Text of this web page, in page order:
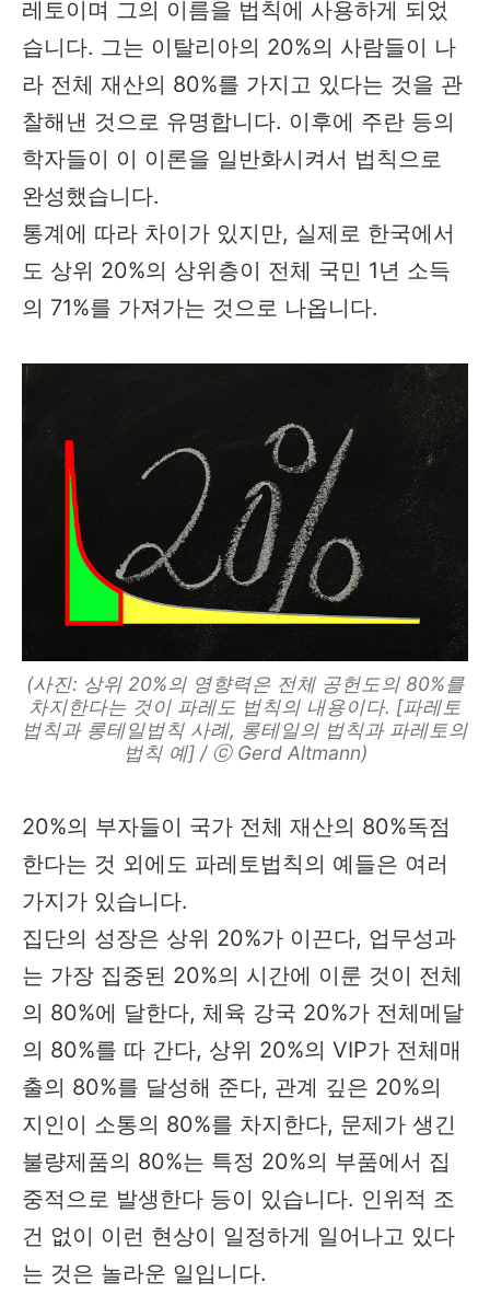
레토이며 그의 이름을 법칙에 사용하게 되었
습니다. 그는 이탈리아의 20%의 사람들이 나
라 전체 재산의 80%를 가지고 있다는 것을 관
찰해낸 것으로 유명합니다. 이후에 주란 등의
학자들이 이 이론을 일반화시켜서 법칙으로
완성했습니다.
통계에 따라 차이가 있지만, 실제로 한국에서
도 상위 20%의 상위층이 전체 국민 1년 소득
의 71%를 가져가는 것으로 나옵니다.
(사진: 상위 20%의 영향력은 전체 공헌도의 80%를
차지한다는 것이 파레도 법칙의 내용이다. [파레토
법칙과 롱테일법칙 사례, 롱테일의 법칙과 파레토의
법칙 예] / ⓒ Gerd Altmann)
20%의 부자들이 국가 전체 재산의 80%독점
한다는 것 외에도 파레토법칙의 예들은 여러
가지가 있습니다.
집단의 성장은 상위 20%가 이끈다, 업무성과
는 가장 집중된 20%의 시간에 이룬 것이 전체
의 80%에 달한다, 체육 강국 20%가 전체메달
의 80%를 따 간다, 상위 20%의 VIP가 전체매
출의 80%를 달성해 준다, 관계 깊은 20%의
지인이 소통의 80%를 차지한다, 문제가 생긴
불량제품의 80%는 특정 20%의 부품에서 집
중적으로 발생한다 등이 있습니다. 인위적 조
건 없이 이런 현상이 일정하게 일어나고 있다
는 것은 놀라운 일입니다.